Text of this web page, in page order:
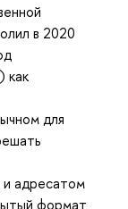
в 2020
как
для
и адресатом
формат